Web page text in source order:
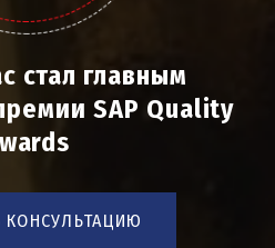
стал главным
SAP Quality
КОНСУЛЬТАЦИЮ